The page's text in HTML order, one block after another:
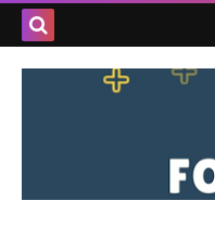
بحث